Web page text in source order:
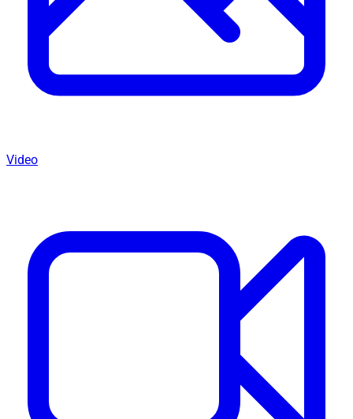
Video